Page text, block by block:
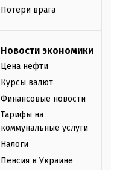
Потери врага
Новости экономики
Цена нефти
Курсы валют
Финансовые новости
Тарифы на
коммунальные услуги
Налоги
Пенсия в Украине